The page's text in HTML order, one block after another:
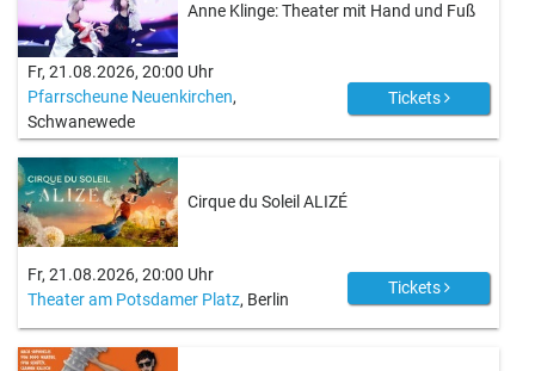
Anne Klinge: Theater mit Hand und Fuß
Fr, 21.08.2026, 20:00 Uhr
Pfarrscheune Neuenkirchen,
Schwanewede
Tickets
Cirque du Soleil ALIZÉ
Fr, 21.08.2026, 20:00 Uhr
Theater am Potsdamer Platz, Berlin
Tickets